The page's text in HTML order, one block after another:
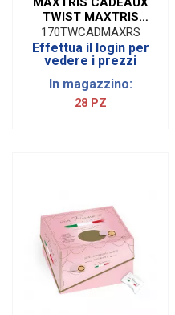
TWIST MAXTRIS
ROSSI 500GR
170TWCADMAXRS
Effettua il login per
vedere i prezzi
In magazzino:
28 PZ